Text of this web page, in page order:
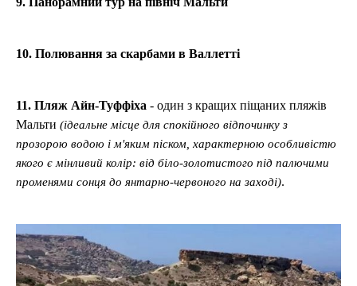
10. Полювання за скарбами в Валлетті
11. Пляж Айн-Туффіха - один з кращих піщаних пляжів
Мальти (ідеальне місце для спокійного відпочинку з
прозорою водою і м'яким піском, характерною особливістю
якого є мінливий колір: від біло-золотистого під палючими
променями сонця до янтарно-червоного на заході).